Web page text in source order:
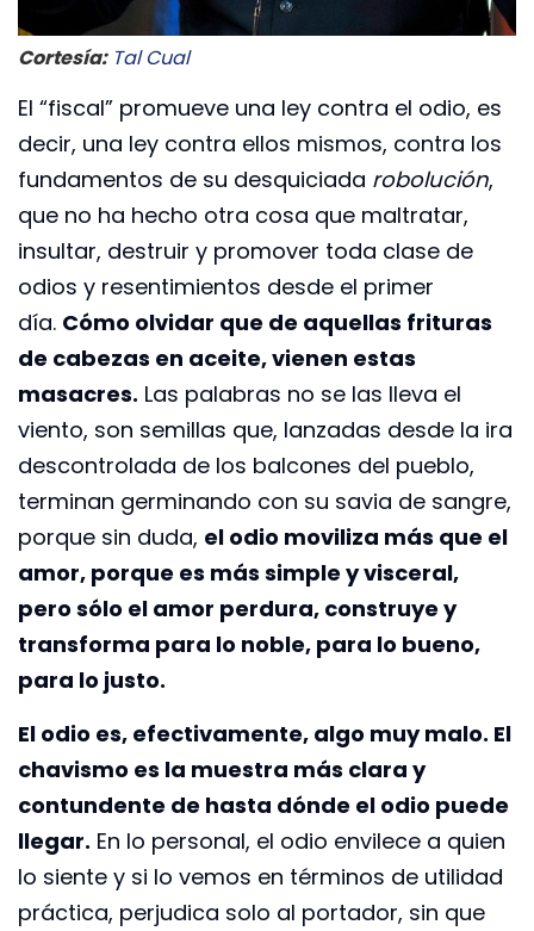
Cortesía: Tal Cual
El “fiscal” promueve una ley contra el odio, es
decir, una ley contra ellos mismos, contra los
fundamentos de su desquiciada robolución,
que no ha hecho otra cosa que maltratar,
insultar, destruir y promover toda clase de
odios y resentimientos desde el primer
día. Cómo olvidar que de aquellas frituras
de cabezas en aceite, vienen estas
masacres. Las palabras no se las lleva el
viento, son semillas que, lanzadas desde la ira
descontrolada de los balcones del pueblo,
terminan germinando con su savia de sangre,
porque sin duda, el odio moviliza más que el
amor, porque es más simple y visceral,
pero sólo el amor perdura, construye y
transforma para lo noble, para lo bueno,
para lo justo.
El odio es, efectivamente, algo muy malo. El
chavismo es la muestra más clara y
contundente de hasta dónde el odio puede
llegar. En lo personal, el odio envilece a quien
lo siente y si lo vemos en términos de utilidad
práctica, perjudica solo al portador, sin que